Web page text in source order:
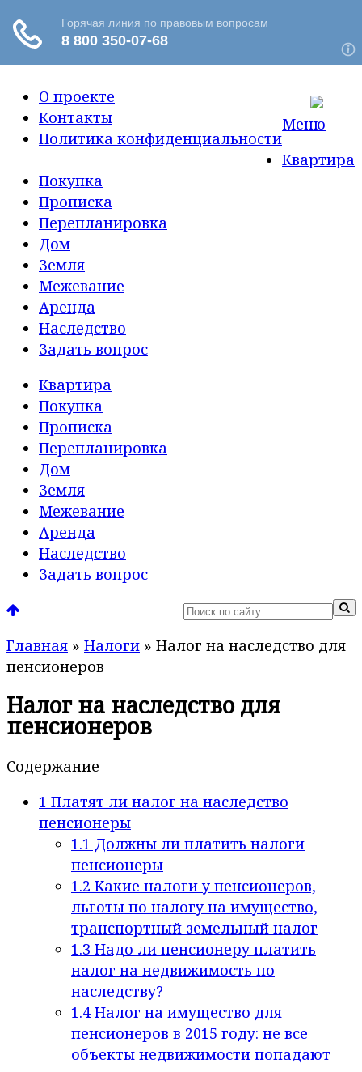
О проекте
Контакты
Политика конфиденциальности
Меню
Квартира
Покупка
Прописка
Перепланировка
Дом
Земля
Межевание
Аренда
Наследство
Задать вопрос
Квартира
Покупка
Прописка
Перепланировка
Дом
Земля
Межевание
Аренда
Наследство
Задать вопрос
Главная » Налоги » Налог на наследство для
пенсионеров
Налог на наследство для
пенсионеров
Содержание
1 Платят ли налог на наследство
пенсионеры
1.1 Должны ли платить налоги
пенсионеры
1.2 Какие налоги у пенсионеров,
льготы по налогу на имущество,
транспортный земельный налог
1.3 Надо ли пенсионеру платить
налог на недвижимость по
наследству?
1.4Налог на имущество для
пенсионеров в 2015 году: не все
объекты недвижимости попадают